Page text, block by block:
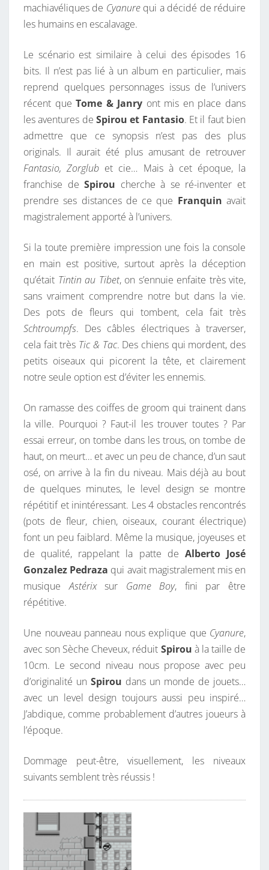
machiavéliques de Cyanurequi a décidé de réduire
les humains en escalavage.
Le scénario est similaire à celui des épisodes 16
bits. Il n’est pas lié à un album en particulier, mais
reprend quelques personnages issus de l’univers
récent queTome & Janry ont mis en place dans
les aventures de Spirou et Fantasio. Et il faut bien
admettre que ce synopsis n’est pas des plus
originals. Il aurait été plus amusant de retrouver
Fantasio, Zorglub et cie… Mais à cet époque, la
franchise deSpirou cherche à se ré-inventer et
prendre ses distances de ce que Franquin avait
magistralement apporté à l’univers.
Si la toute première impression une fois la console
en main est positive, surtout après la déception
qu’était Tintin au Tibet, on s’ennuie enfaite très vite,
sans vraiment comprendre notre but dans la vie.
Des pots de fleurs qui tombent, cela fait très
Schtroumpfs. Des câbles électriques à traverser,
cela fait très Tic & Tac. Des chiens qui mordent, des
petits oiseaux qui picorent la tête, et clairement
notre seule option est d’éviter les ennemis.
On ramasse des coiffes de groom qui trainent dans
la ville. Pourquoi ? Faut-il les trouver toutes ? Par
essai erreur, on tombe dans les trous, on tombe de
haut, on meurt… et avec un peu de chance, d’un saut
osé, on arrive à la fin du niveau. Mais déjà au bout
de quelques minutes, le level design se montre
répétitif et inintéressant. Les 4 obstacles rencontrés
(pots de fleur, chien, oiseaux, courant électrique)
font un peu faiblard. Même la musique, joyeuses et
de qualité, rappelant la patte de Alberto José
Gonzalez Pedraza qui avait magistralement mis en
musiqueAstérixsur Game Boy, fini par être
répétitive.
Une nouveau panneau nous explique que Cyanure,
avec son Sèche Cheveux, réduit Spirou à la taille de
10cm. Le second niveau nous propose avec peu
d’originalité un Spirou dans un monde de jouets…
avec un level design toujours aussi peu inspiré…
J’abdique, comme probablement d’autres joueurs à
l’époque.
Dommage peut-être, visuellement, les niveaux
suivants semblent très réussis !